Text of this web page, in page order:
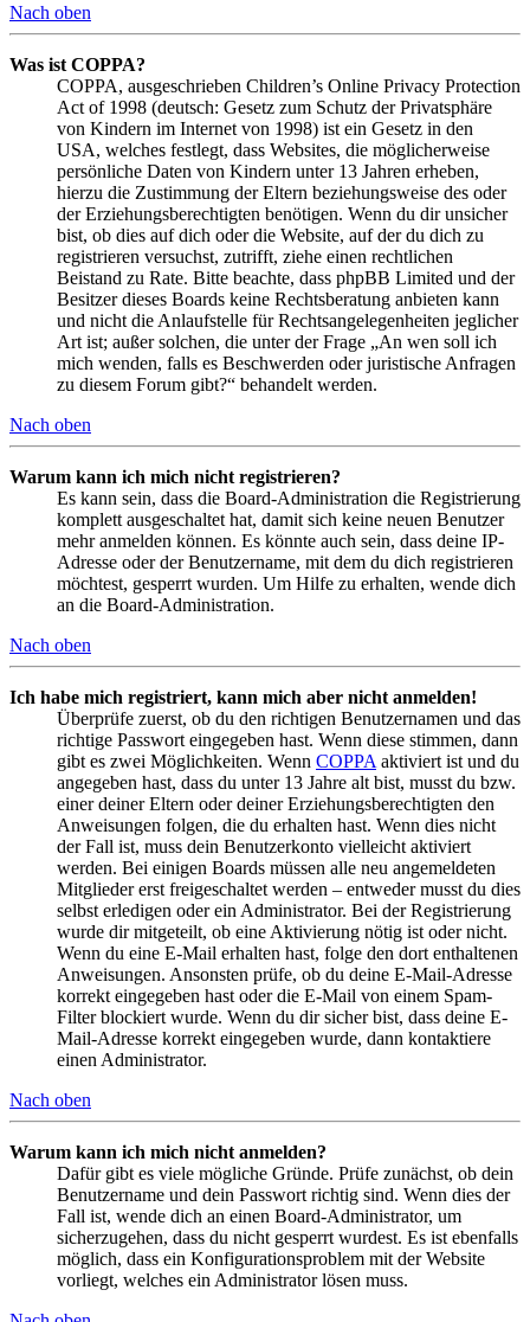
Nach oben
Was ist COPPA?
COPPA, ausgeschrieben Children’s Online Privacy Protection
Act of 1998 (deutsch: Gesetz zum Schutz der Privatsphäre
von Kindern im Internet von 1998) ist ein Gesetz in den
USA, welches festlegt, dass Websites, die möglicherweise
persönliche Daten von Kindern unter 13 Jahren erheben,
hierzu die Zustimmung der Eltern beziehungsweise des oder
der Erziehungsberechtigten benötigen. Wenn du dir unsicher
bist, ob dies auf dich oder die Website, auf der du dich zu
registrieren versuchst, zutrifft, ziehe einen rechtlichen
Beistand zu Rate. Bitte beachte, dass phpBB Limited und der
Besitzer dieses Boards keine Rechtsberatung anbieten kann
und nicht die Anlaufstelle für Rechtsangelegenheiten jeglicher
Art ist; außer solchen, die unter der Frage „An wen soll ich
mich wenden, falls es Beschwerden oder juristische Anfragen
zu diesem Forum gibt?“ behandelt werden.
Nach oben
Warum kann ich mich nicht registrieren?
Es kann sein, dass die Board-Administration die Registrierung
komplett ausgeschaltet hat, damit sich keine neuen Benutzer
mehr anmelden können. Es könnte auch sein, dass deine IP-
Adresse oder der Benutzername, mit dem du dich registrieren
möchtest, gesperrt wurden. Um Hilfe zu erhalten, wende dich
an die Board-Administration.
Nach oben
Ich habe mich registriert, kann mich aber nicht anmelden!
Überprüfe zuerst, ob du den richtigen Benutzernamen und das
richtige Passwort eingegeben hast. Wenn diese stimmen, dann
gibt es zwei Möglichkeiten. Wenn COPPA aktiviert ist und du
angegeben hast, dass du unter 13 Jahre alt bist, musst du bzw.
einer deiner Eltern oder deiner Erziehungsberechtigten den
Anweisungen folgen, die du erhalten hast. Wenn dies nicht
der Fall ist, muss dein Benutzerkonto vielleicht aktiviert
werden. Bei einigen Boards müssen alle neu angemeldeten
Mitglieder erst freigeschaltet werden – entweder musst du dies
selbst erledigen oder ein Administrator. Bei der Registrierung
wurde dir mitgeteilt, ob eine Aktivierung nötig ist oder nicht.
Wenn du eine E-Mail erhalten hast, folge den dort enthaltenen
Anweisungen. Ansonsten prüfe, ob du deine E-Mail-Adresse
korrekt eingegeben hast oder die E-Mail von einem Spam-
Filter blockiert wurde. Wenn du dir sicher bist, dass deine E-
Mail-Adresse korrekt eingegeben wurde, dann kontaktiere
einen Administrator.
Nach oben
Warum kann ich mich nicht anmelden?
Dafür gibt es viele mögliche Gründe. Prüfe zunächst, ob dein
Benutzername und dein Passwort richtig sind. Wenn dies der
Fall ist, wende dich an einen Board-Administrator, um
sicherzugehen, dass du nicht gesperrt wurdest. Es ist ebenfalls
möglich, dass ein Konfigurationsproblem mit der Website
vorliegt, welches ein Administrator lösen muss.